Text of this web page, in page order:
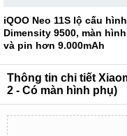
iQOO Neo 11S lộ cấu
Dimensity 9500, màn
và pin hơn 9.000mAh
Thông tin chi tiết
2 - Có màn hình phụ)